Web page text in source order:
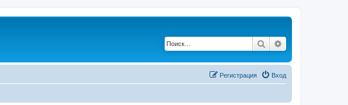
Поиск
Вход
Регистрация